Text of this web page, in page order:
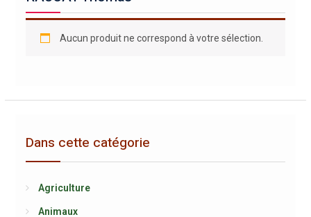
Aucun produit ne correspond à votre sélection.
Dans cette catégorie
Agriculture
Animaux